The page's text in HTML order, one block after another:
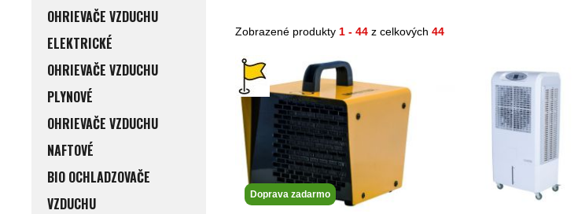
OHRIEVAČE VZDUCHU
ELEKTRICKÉ
OHRIEVAČE VZDUCHU
PLYNOVÉ
OHRIEVAČE VZDUCHU
NAFTOVÉ
BIO OCHLADZOVAČE
VZDUCHU
Zobrazené produkty 1 - 44 z celkových44
Doprava zadarmo